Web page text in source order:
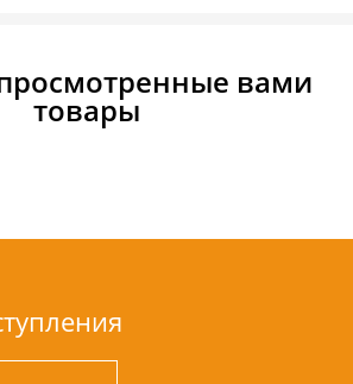
вами
товары